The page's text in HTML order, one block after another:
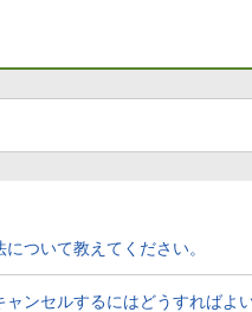
ついて教えてください。
ャンセルするにはどうすればよ